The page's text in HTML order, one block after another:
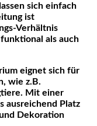
sich einfach
ist
Verhältnis
als auch
eignet sich für
wie z.B.
Mit einer
ausreichend Platz
Dekoration